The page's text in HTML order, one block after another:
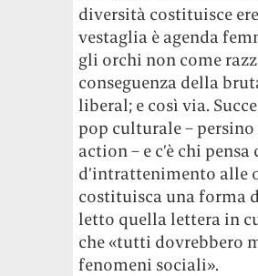
diversità costituisce
vestaglia è agenda
gli orchi non come
conseguenza della
liberal; e così via.
pop culturale –
action – e c’è chi
d’intrattenimento alle
costituisca una forma
letto quella lettera in
che «tutti dovrebbero
fenomeni sociali».